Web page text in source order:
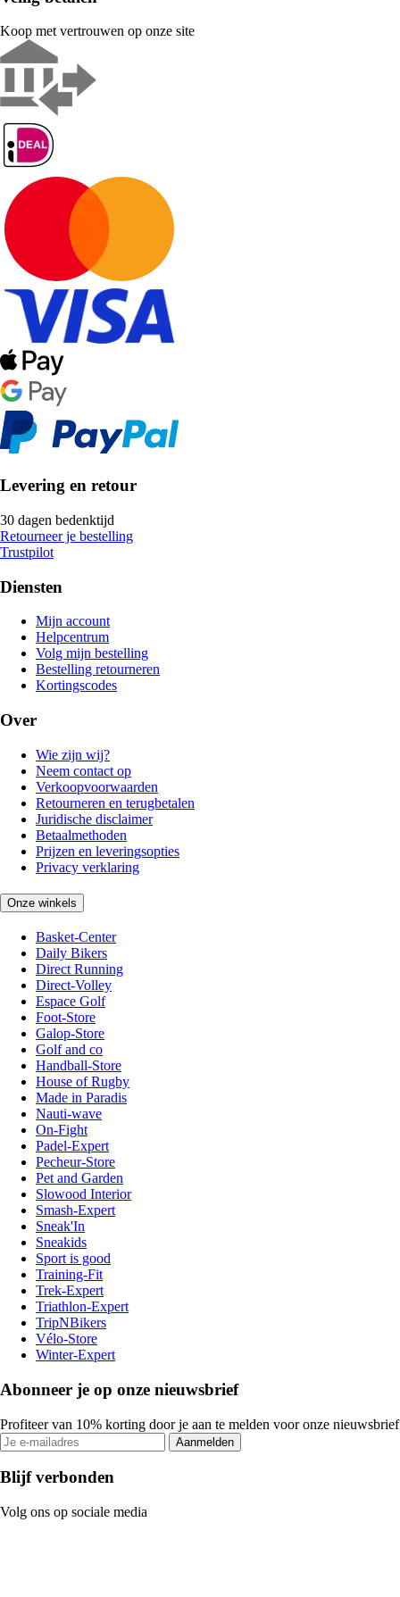
Koop met vertrouwen op onze site
Levering en retour
30 dagen bedenktijd
Retourneer je bestelling
Trustpilot
Diensten
Mijn account
Helpcentrum
Volg mijn bestelling
Bestelling retourneren
Kortingscodes
Over
Wie zijn wij?
Neem contact op
Verkoopvoorwaarden
Retourneren en terugbetalen
Juridische disclaimer
Betaalmethoden
Prijzen en leveringsopties
Privacy verklaring
Onze winkels
Basket-Center
Daily Bikers
Direct Running
Direct-Volley
Espace Golf
Foot-Store
Galop-Store
Golf and co
Handball-Store
House of Rugby
Made in Paradis
Nauti-wave
On-Fight
Padel-Expert
Pecheur-Store
Pet and Garden
Slowood Interior
Smash-Expert
Sneak'In
Sneakids
Sport is good
Training-Fit
Trek-Expert
Triathlon-Expert
TripNBikers
Vélo-Store
Winter-Expert
Abonneer je op onze nieuwsbrief
Profiteer van 10% korting door je aan te melden voor onze nieuwsbrief
Aanmelden
Blijf verbonden
Volg ons op sociale media